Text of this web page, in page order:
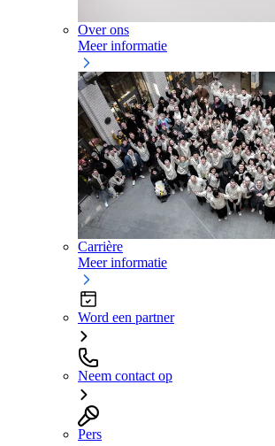
Over ons
Meer informatie
Carrière
Meer informatie
Word een partner
Neem contact op
Pers